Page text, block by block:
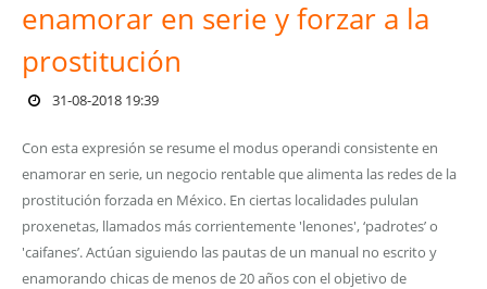
enamorar en serie y forzar a la
prostitución
31-08-2018 19:39
Con esta expresión se resume el modus operandi consistente en
enamorar en serie, un negocio rentable que alimenta las redes de la
prostitución forzada en México. En ciertas localidades pululan
proxenetas, llamados más corrientemente 'lenones', ‘padrotes’ o
'caifanes’. Actúan siguiendo las pautas de un manual no escrito y
enamorando chicas de menos de 20 años con el objetivo de